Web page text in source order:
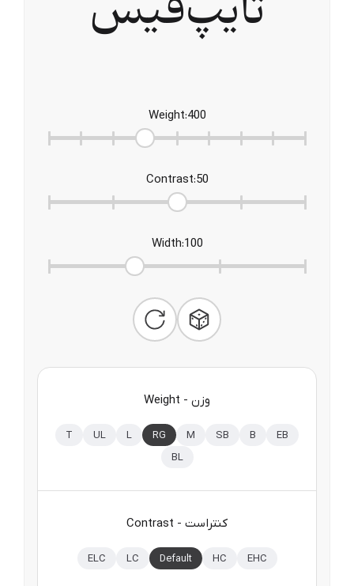
ﺗﺎﯾﭗ‌ﻓﯿﺲ
Weight:400
Contrast:50
Width:100
Weight - وزن
T UL L RG M SB B
EB
BL
Contrast - کنتراست
ELC LC Default HC EHC